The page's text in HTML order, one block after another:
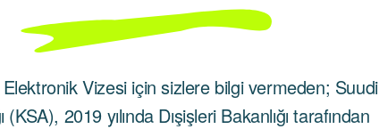
Vizesi için sizlere bilgi vermeden; Suudi
(KSA), 2019 yılında Dışişleri Bakanlığı tarafından